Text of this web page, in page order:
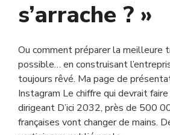
s’arrache ? »
Ou comment préparer la meilleure
possible… en construisant
toujours rêvé. Ma page de
Instagram Le chiffre qui devrait
dirigeant D’ici 2032, près de 500
françaises vont changer de mains.